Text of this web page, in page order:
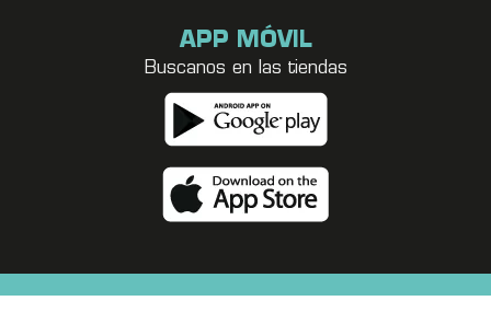
APP MÓVIL
Buscanos en las tiendas